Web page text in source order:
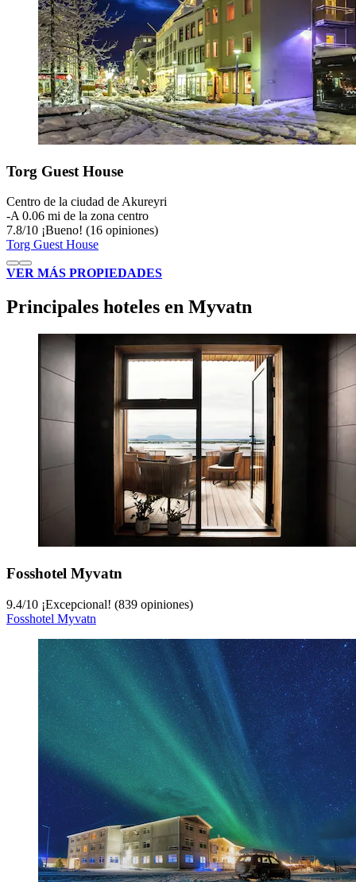
Torg Guest House
Centro de la ciudad de Akureyri
‐A 0.06 mi de la zona centro
7.8/10 ¡Bueno! (16 opiniones)
Torg Guest House
VER MÁS PROPIEDADES
Principales hoteles en Myvatn
Fosshotel Myvatn
9.4/10 ¡Excepcional! (839 opiniones)
Fosshotel Myvatn